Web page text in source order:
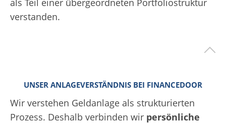
als Teil einer übergeordneten Portfoliostruktur
verstanden.
UNSER ANLAGEVERSTÄNDNIS BEI FINANCEDOOR
Wir verstehen Geldanlage als strukturierten
Prozess. Deshalb verbinden wir persönliche